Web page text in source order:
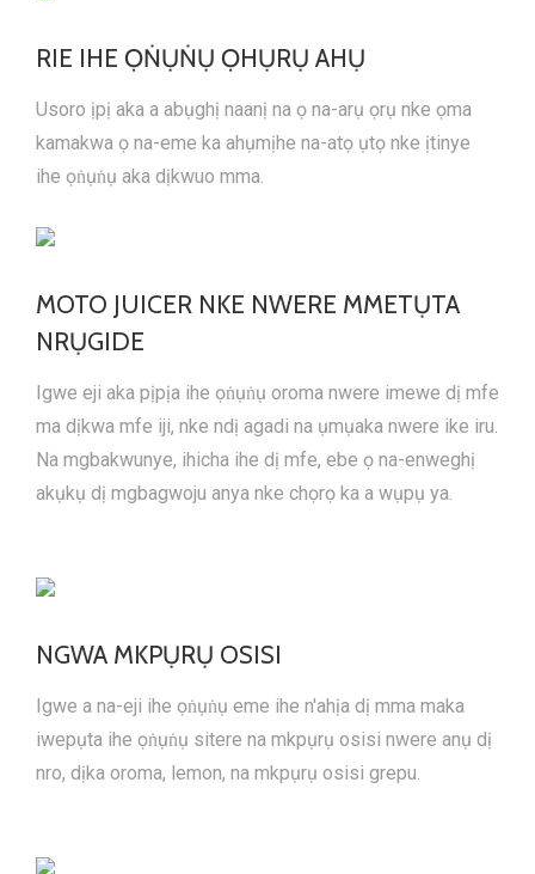
RIE IHE ỌṄỤṄỤ ỌHỤRỤ AHỤ
Usoro ịpị aka a abụghị naanị na ọ na-arụ ọrụ nke ọma
kamakwa ọ na-eme ka ahụmịhe na-atọ ụtọ nke ịtinye
ihe ọṅụṅụ aka dịkwuo mma.
MOTO JUICER NKE NWERE MMETỤTA
NRỤGIDE
Igwe eji aka pịpịa ihe ọṅụṅụ oroma nwere imewe dị mfe
ma dịkwa mfe iji, nke ndị agadi na ụmụaka nwere ike iru.
Na mgbakwunye, ihicha ihe dị mfe, ebe ọ na-enweghị
akụkụ dị mgbagwoju anya nke chọrọ ka a wụpụ ya.
NGWA MKPỤRỤ OSISI
Igwe a na-eji ihe ọṅụṅụ eme ihe n'ahịa dị mma maka
iwepụta ihe ọṅụṅụ sitere na mkpụrụ osisi nwere anụ dị
nro, dịka oroma, lemon, na mkpụrụ osisi grepu.